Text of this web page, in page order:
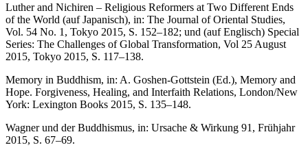
Luther and Nichiren – Religious Reformers at Two Different Ends
of the World (auf Japanisch), in: The Journal of Oriental Studies,
Vol. 54 No. 1, Tokyo 2015, S. 152–182; und (auf Englisch) Special
Series: The Challenges of Global Transformation, Vol 25 August
2015, Tokyo 2015, S. 117–138.
Memory in Buddhism, in: A. Goshen-Gottstein (Ed.), Memory and
Hope. Forgiveness, Healing, and Interfaith Relations, London/New
York: Lexington Books 2015, S. 135–148.
Wagner und der Buddhismus, in: Ursache & Wirkung 91, Frühjahr
2015, S. 67–69.